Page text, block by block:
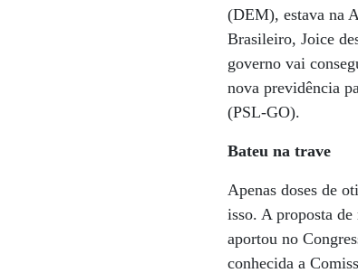
(DEM), estava na
Brasileiro, Joice
governo vai
nova previdência
(PSL-GO).
Bateu na trave
Apenas doses de
isso. A proposta
aportou no
conhecida a